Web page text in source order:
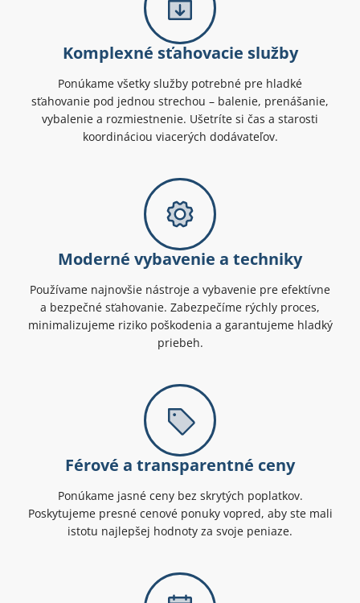
Komplexné sťahovacie služby
Ponúkame všetky služby potrebné pre hladké
sťahovanie pod jednou strechou – balenie, prenášanie,
vybalenie a rozmiestnenie. Ušetríte si čas a starosti
koordináciou viacerých dodávateľov.
Moderné vybavenie a techniky
Používame najnovšie nástroje a vybavenie pre efektívne
a bezpečné sťahovanie. Zabezpečíme rýchly proces,
minimalizujeme riziko poškodenia a garantujeme hladký
priebeh.
Férové a transparentné ceny
Ponúkame jasné ceny bez skrytých poplatkov.
Poskytujeme presné cenové ponuky vopred, aby ste mali
istotu najlepšej hodnoty za svoje peniaze.